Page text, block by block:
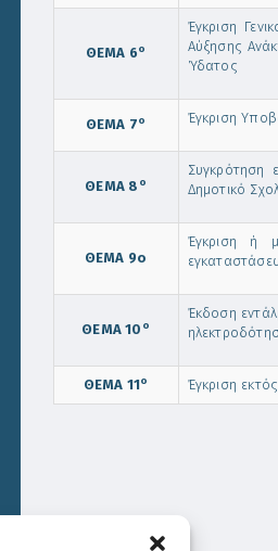
ΘΕΜΑ 6ο
Έγκριση
Αύξησης
Ύδατος
ΘΕΜΑ 7ο Έγκριση
ΘΕΜΑ 8 ο
Συγκρότηση
Δημοτικό
ΘΕΜΑ 9ο
Έγκριση ή
ΘΕΜΑ 10 ο
Έκδοση
ΘΕΜΑ 11ο Έγκριση